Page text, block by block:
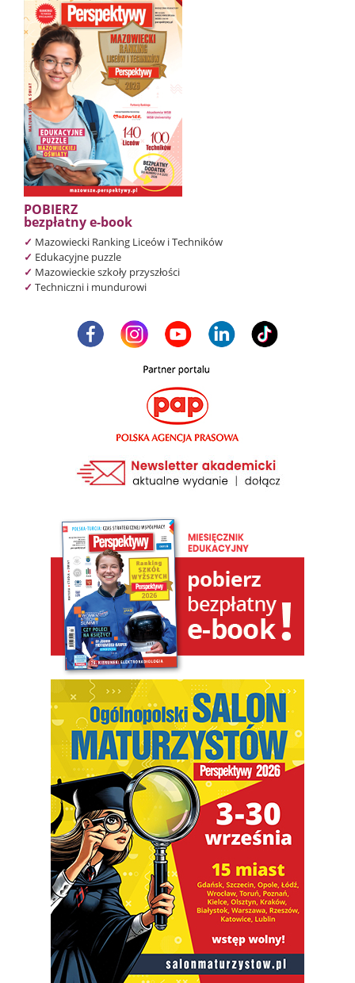
POBIERZ
bezpłatny e-book
✓ Mazowiecki Ranking Liceów i Techników
✓ Edukacyjne puzzle
✓ Mazowieckie szkoły przyszłości
✓ Techniczni i mundurowi